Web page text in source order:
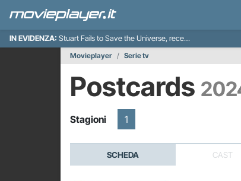
IN EVIDENZA: Stuart Fails to Save the Universe, recensione
Movieplayer
Serie tv
Postcards
Stagioni 1
SCHEDA CAST